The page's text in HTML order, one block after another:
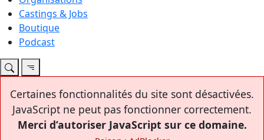
Castings & Jobs
Boutique
Podcast
Certaines fonctionnalités du site sont désactivées.
JavaScript ne peut pas fonctionner correctement.
Merci d’autoriser JavaScript sur ce domaine.